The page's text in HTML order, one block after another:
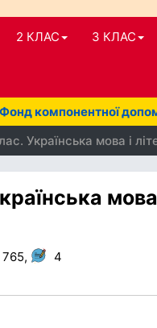
2 КЛАС 3 КЛАС
Фонд компонентної
Українська мова і
765, 4